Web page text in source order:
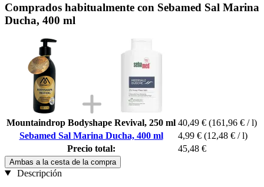
Comprados habitualmente con Sebamed Sal Marina
Ducha, 400 ml
Mountaindrop Bodyshape Revival, 250 ml 40,49 € (161,96 € / l)
Sebamed Sal Marina Ducha, 400 ml
4,99 € (12,48 € / l)
Precio total:
45,48 €
Ambas a la cesta de la compra
Descripción